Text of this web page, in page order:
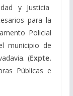
y Justicia
para la
Policial
municipio de
(Expte.
Públicas e